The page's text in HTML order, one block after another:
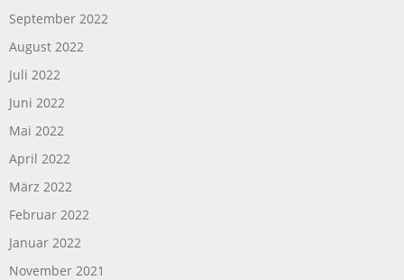
September 2022
August 2022
Juli 2022
Juni 2022
Mai 2022
April 2022
März 2022
Februar 2022
Januar 2022
November 2021